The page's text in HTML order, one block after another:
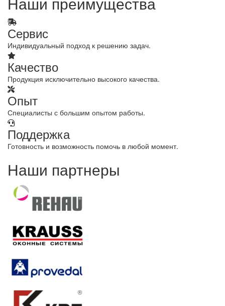
Сервис
Индивидуальный подход к решению задач.
Качество
Продукция исключительно высокого качества.
Опыт
Специалисты с большим опытом работы.
Поддержка
Готовность и возможность помочь в любой момент.
Наши партнеры